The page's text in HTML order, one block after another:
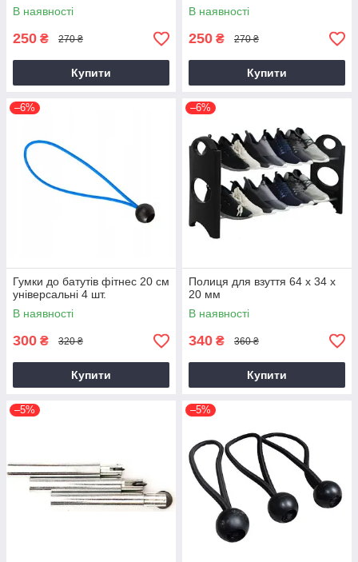
В наявності
250 ₴ 270 ₴
Купити
В наявності
250 ₴ 270 ₴
Купити
–6%
Гумки до батутів фітнес 20 см
універсальні 4 шт.
В наявності
300 ₴ 320 ₴
Купити
–6%
Полиця для взуття 64 х 34 х
20 мм
В наявності
340 ₴ 360 ₴
Купити
–5% –5%